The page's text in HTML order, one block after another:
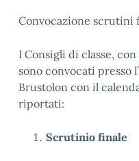
Convocazione scrutini
I Consigli di classe, con
sono convocati presso
Brustolon con il
riportati:
Scrutinio finale